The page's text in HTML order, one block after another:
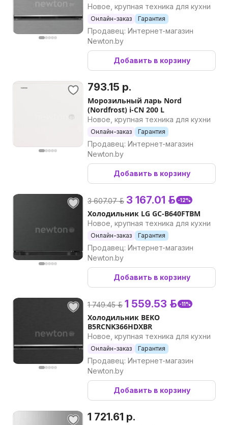
Новое, крупная техника для кухни
Онлайн-заказ Гарантия
Продавец: Интернет-магазин
Newton.by
Добавить в корзину
793.15 р.
Морозильный ларь Nord
(Nordfrost) i-CN 200 L
Новое, крупная техника для кухни
Онлайн-заказ Гарантия
Продавец: Интернет-магазин
Newton.by
Добавить в корзину
3 607.07 р. 3 167.01 р. -12%
Холодильник LG GC-B640FTBM
Новое, крупная техника для кухни
Онлайн-заказ Гарантия
Продавец: Интернет-магазин
Newton.by
Добавить в корзину
1 749.45 р. 1 559.53 р. -11%
Холодильник BEKO
B5RCNK366HDXBR
Новое, крупная техника для кухни
Онлайн-заказ Гарантия
Продавец: Интернет-магазин
Newton.by
Добавить в корзину
1 721.61 р.